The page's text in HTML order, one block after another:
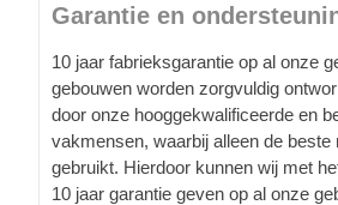
Garantie en
10 jaar fabrieksgarantie op al onze
gebouwen worden zorgvuldig
door onze hooggekwalificeerde en
vakmensen, waarbij alleen de beste
gebruikt. Hierdoor kunnen wij met
10 jaar garantie geven op al onze